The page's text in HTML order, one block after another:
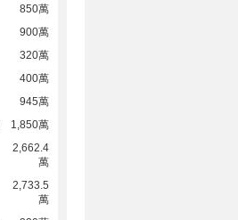
850萬
900萬
320萬
400萬
945萬
1,850萬
2,662.4
萬
2,733.5
萬